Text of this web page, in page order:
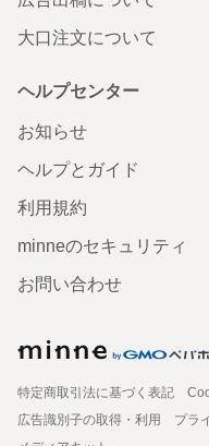
大口注文について
ヘルプセンター
お知らせ
ヘルプとガイド
利用規約
minneのセキュリティ
お問い合わせ
特定商取引法に基づく表記
広告識別子の取得・利用
プラ